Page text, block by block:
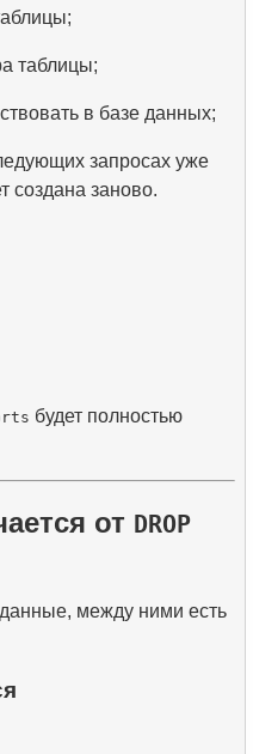
таблицы;
в базе данных;
запросах уже
создана заново.
будет полностью
от DROP
между ними есть